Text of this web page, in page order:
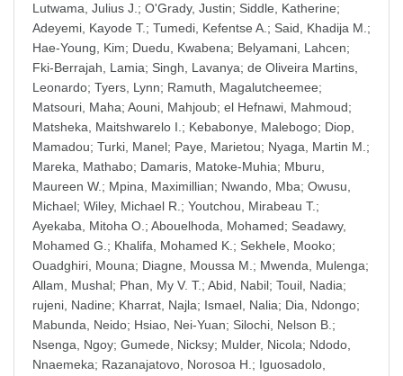
Lutwama, Julius J. ; O'Grady, Justin; Siddle, Katherine;
Adeyemi, Kayode T.; Tumedi, Kefentse A. ; Said, Khadija M. ;
Hae-Young, Kim; Duedu, Kwabena; Belyamani, Lahcen;
Fki-Berrajah, Lamia; Singh, Lavanya; de Oliveira Martins,
Leonardo; Tyers, Lynn; Ramuth, Magalutcheemee;
Matsouri, Maha; Aouni, Mahjoub; el Hefnawi, Mahmoud;
Matsheka, Maitshwarelo I. ; Kebabonye, Malebogo; Diop,
Mamadou; Turki, Manel; Paye, Marietou; Nyaga, Martin M. ;
Mareka, Mathabo; Damaris, Matoke-Muhia; Mburu,
Maureen W. ; Mpina, Maximillian; Nwando, Mba; Owusu,
Michael; Wiley, Michael R. ; Youtchou, Mirabeau T.;
Ayekaba, Mitoha O. ; Abouelhoda, Mohamed; Seadawy,
Mohamed G. ; Khalifa, Mohamed K. ; Sekhele, Mooko;
Ouadghiri, Mouna; Diagne, Moussa M. ; Mwenda, Mulenga;
Allam, Mushal; Phan, My V. T.; Abid, Nabil; Touil, Nadia;
rujeni, Nadine; Kharrat, Najla; Ismael, Nalia; Dia, Ndongo;
Mabunda, Neido; Hsiao, Nei-Yuan; Silochi, Nelson B. ;
Nsenga, Ngoy; Gumede, Nicksy; Mulder, Nicola; Ndodo,
Nnaemeka; Razanajatovo, Norosoa H. ; Iguosadolo,